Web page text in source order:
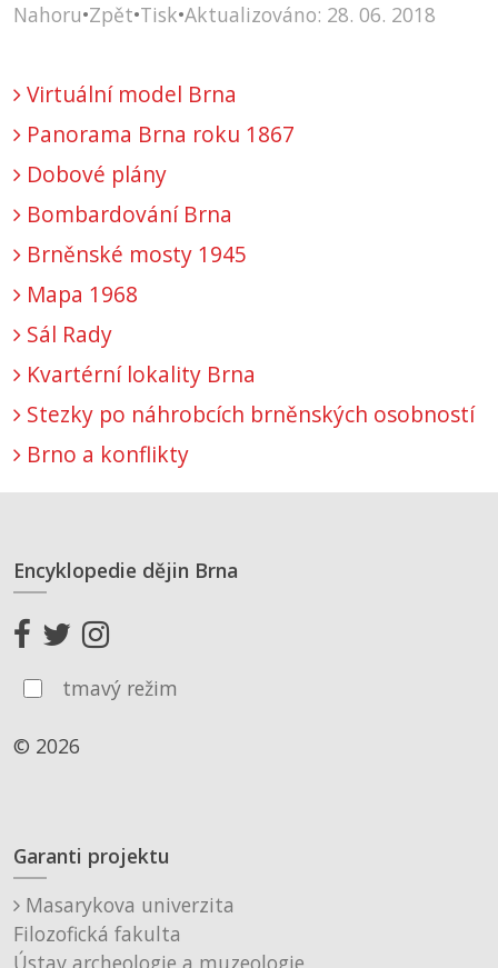
Nahoru•Zpět•Tisk•Aktualizováno: 28. 06. 2018
Virtuální model Brna
Panorama Brna roku 1867
Dobové plány
Bombardování Brna
Brněnské mosty 1945
Mapa 1968
Sál Rady
Kvartérní lokality Brna
Stezky po náhrobcích brněnských osobností
Brno a konflikty
Encyklopedie dějin Brna
tmavý režim
© 2026
Garanti projektu
Masarykova univerzita
Filozofická fakulta
Ústav archeologie a muzeologie